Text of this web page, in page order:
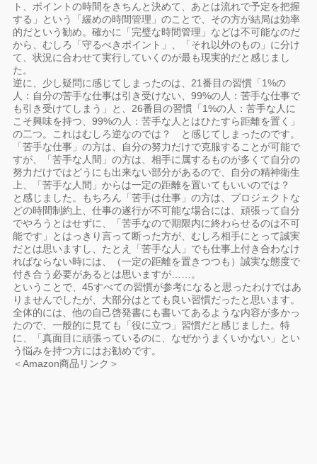
ト、ポイントの時間をきちんと決めて、あとは流れで予定を把握
する」という「緩めの時間管理」のことで、その方が結局は効率
的だという勧め。確かに「完璧な時間管理」などは不可能なのだ
から、むしろ「守るべきポイント」、「それ以外のもの」に分け
て、状況に合わせて実行していくのが最も現実的だと感じまし
た。
逆に、少し疑問に感じてしまったのは、21番目の習慣「1%の
人：自分の苦手な仕事は引き受けない、99%の人：苦手な仕事で
も引き受けてしまう」と、26番目の習慣「1%の人：苦手な人に
こそ興味を持つ、99%の人：苦手な人とはひたすら距離を置く」
の二つ。これはむしろ逆なのでは？ と感じてしまったのです。
「苦手な仕事」の方は、自分の努力だけで克服することが可能で
すが、「苦手な人間」の方は、相手に属するものが多くて自分の
努力だけではどうにも出来ない部分があるので、自分の精神衛生
上、「苦手な人間」からは一定の距離を置いてもいいのでは？
と感じました。もちろん「苦手は仕事」の方は、プロジェクトな
どの時間制約上、仕事の遂行が不可能な場合には、頑張って自分
でやろうとはせずに、「苦手なので期限内に終わらせるのは不可
能です」とはっきり言って断った方が、むしろ相手にとって誠実
だとは思いますし、たとえ「苦手な人」でも仕事上付き合わなけ
ればならない時には、（一定の距離を置きつつも）誠実な態度で
付き合う必要があるとは思いますが……。
ということで、45すべての習慣が参考になると思ったわけではあ
りませんでしたが、大部分はとても良い習慣だったと思います。
全体的には、他の自己啓発書にも書いてあるような内容が多かっ
たので、一般的に見ても「役に立つ」習慣だと感じました。特
に、「真面目に頑張っているのに、なぜかうまくいかない」とい
う悩みを持つ方にはお勧めです。
＜Amazon商品リンク＞